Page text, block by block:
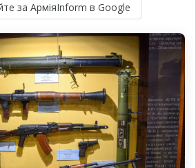
за АрміяInform в Google